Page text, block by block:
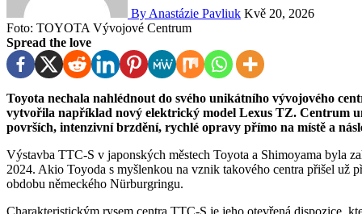
By Anastázie Pavliuk Kvě 20, 2026
Foto: TOYOTA Vývojové Centrum
Spread the love
Toyota nechala nahlédnout do svého unikátního vývojového centra Technical Center Shimoyama (TTC-S), ve kterém
vytvořila například nový elektrický model Lexus TZ. Centrum
površích, intenzivní brzdění, rychlé opravy přímo na místě a
Výstavba TTC-S v japonských městech Toyota a Shimoyama byla
2024. Akio Toyoda s myšlenkou na vznik takového centra přišel už
obdobu německého Nürburgringu.